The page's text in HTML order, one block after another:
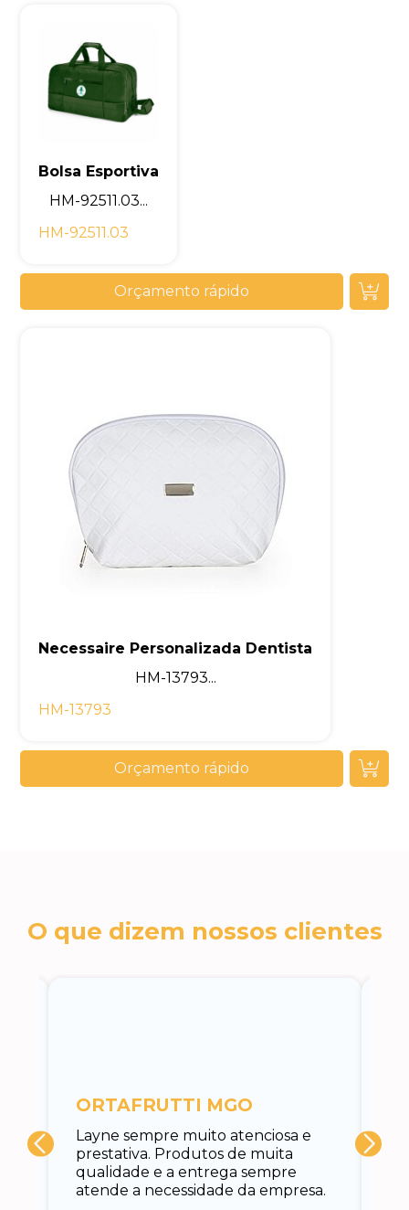
Bolsa Esportiva
HM-92511.03...
HM-92511.03
Orçamento rápido
Necessaire Personalizada Dentista
HM-13793...
HM-13793
Orçamento rápido
O que dizem nossos clientes
Layne sempre muito atenciosa e
prestativa. Produtos de muita
qualidade e a entrega sempre
atende a necessidade da empresa.
ORTAFRUTTI MGO